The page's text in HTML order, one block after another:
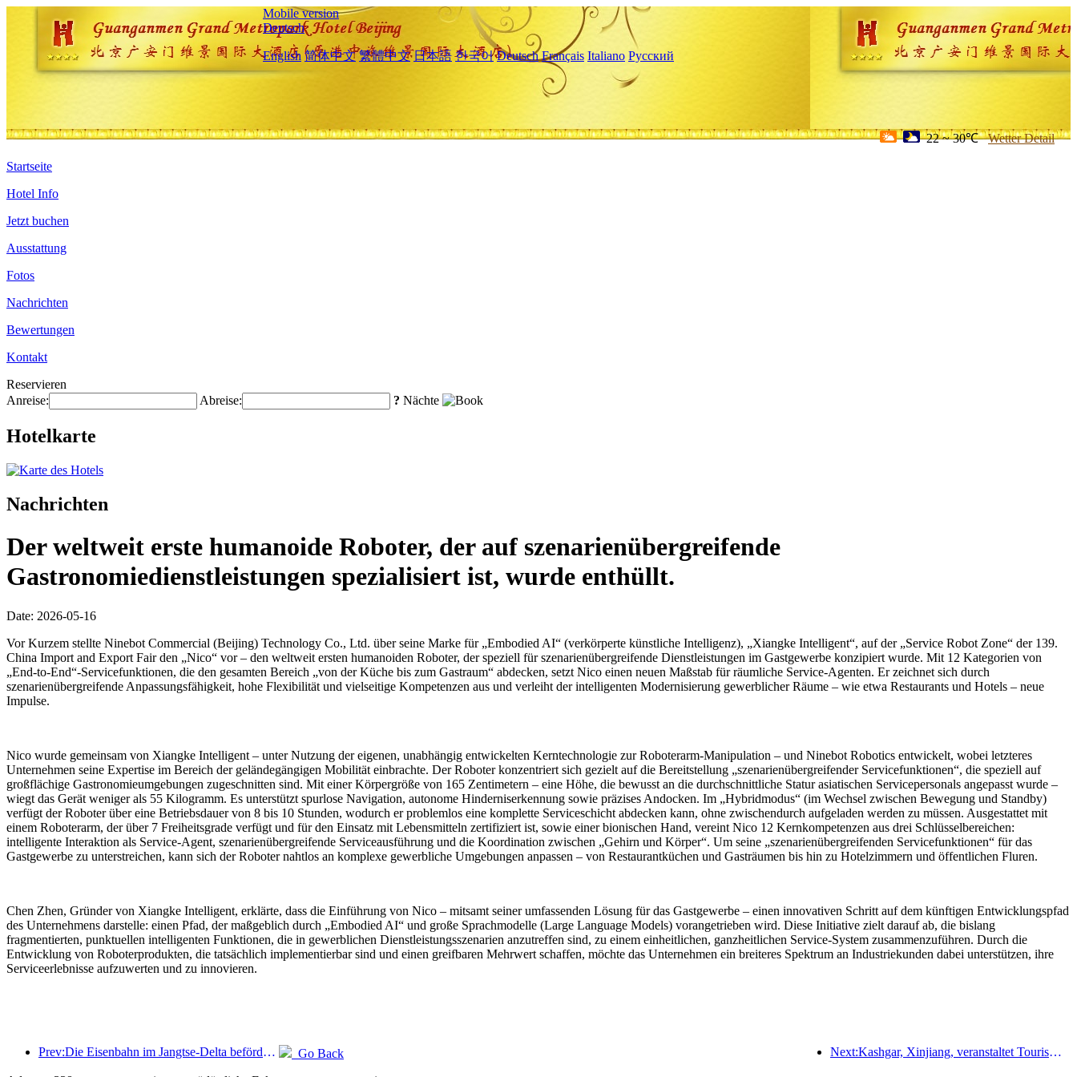
Mobile version
Deutsch
English 简体中文 繁體中文 日本語 한국어 Deutsch Français Italiano Русский
22 ~ 30℃ Wetter Detail
Startseite
Hotel Info
Jetzt buchen
Ausstattung
Fotos
Nachrichten
Bewertungen
Kontakt
Reservieren
Anreise:
Abreise: ? Nächte
Hotelkarte
Nachrichten
Der weltweit erste humanoide Roboter, der auf szenarienübergreifende
Gastronomiedienstleistungen spezialisiert ist, wurde enthüllt.
Date: 2026-05-16
Vor Kurzem stellte Ninebot Commercial (Beijing) Technology Co., Ltd. über seine Marke für „Embodied AI“ (verkörperte künstliche Intelligenz), „Xiangke Intelligent“, auf der „Service Robot Zone“ der 139.
China Import and Export Fair den „Nico“ vor – den weltweit ersten humanoiden Roboter, der speziell für szenarienübergreifende Dienstleistungen im Gastgewerbe konzipiert wurde. Mit 12 Kategorien von
„End-to-End“-Servicefunktionen, die den gesamten Bereich „von der Küche bis zum Gastraum“ abdecken, setzt Nico einen neuen Maßstab für räumliche Service-Agenten. Er zeichnet sich durch
szenarienübergreifende Anpassungsfähigkeit, hohe Flexibilität und vielseitige Kompetenzen aus und verleiht der intelligenten Modernisierung gewerblicher Räume – wie etwa Restaurants und Hotels – neue
Impulse.
Nico wurde gemeinsam von Xiangke Intelligent – unter Nutzung der eigenen, unabhängig entwickelten Kerntechnologie zur Roboterarm-Manipulation – und Ninebot Robotics entwickelt, wobei letzteres
Unternehmen seine Expertise im Bereich der geländegängigen Mobilität einbrachte. Der Roboter konzentriert sich gezielt auf die Bereitstellung „szenarienübergreifender Servicefunktionen“, die speziell auf
großflächige Gastronomieumgebungen zugeschnitten sind. Mit einer Körpergröße von 165 Zentimetern – eine Höhe, die bewusst an die durchschnittliche Statur asiatischen Servicepersonals angepasst wurde –
wiegt das Gerät weniger als 55 Kilogramm. Es unterstützt spurlose Navigation, autonome Hinderniserkennung sowie präzises Andocken. Im „Hybridmodus“ (im Wechsel zwischen Bewegung und Standby)
verfügt der Roboter über eine Betriebsdauer von 8 bis 10 Stunden, wodurch er problemlos eine komplette Serviceschicht abdecken kann, ohne zwischendurch aufgeladen werden zu müssen. Ausgestattet mit
einem Roboterarm, der über 7 Freiheitsgrade verfügt und für den Einsatz mit Lebensmitteln zertifiziert ist, sowie einer bionischen Hand, vereint Nico 12 Kernkompetenzen aus drei Schlüsselbereichen:
intelligente Interaktion als Service-Agent, szenarienübergreifende Serviceausführung und die Koordination zwischen „Gehirn und Körper“. Um seine „szenarienübergreifenden Servicefunktionen“ für das
Gastgewerbe zu unterstreichen, kann sich der Roboter nahtlos an komplexe gewerbliche Umgebungen anpassen – von Restaurantküchen und Gasträumen bis hin zu Hotelzimmern und öffentlichen Fluren.
Chen Zhen, Gründer von Xiangke Intelligent, erklärte, dass die Einführung von Nico – mitsamt seiner umfassenden Lösung für das Gastgewerbe – einen innovativen Schritt auf dem künftigen Entwicklungspfad
des Unternehmens darstelle: einen Pfad, der maßgeblich durch „Embodied AI“ und große Sprachmodelle (Large Language Models) vorangetrieben wird. Diese Initiative zielt darauf ab, die bislang
fragmentierten, punktuellen intelligenten Funktionen, die in gewerblichen Dienstleistungsszenarien anzutreffen sind, zu einem einheitlichen, ganzheitlichen Service-System zusammenzuführen. Durch die
Entwicklung von Roboterprodukten, die tatsächlich implementierbar sind und einen greifbaren Mehrwert schaffen, möchte das Unternehmen ein breiteres Spektrum an Industriekunden dabei unterstützen, ihre
Serviceerlebnisse aufzuwerten und zu innovieren.
Prev:Die Eisenbahn im Jangtse-Delta beförderte während der Maifeiertage über 21,38 Millionen Fahrgäste. Next:Kashgar, Xinjiang, veranstaltet Tourismus-Werbeevent zur Förderung des interethnischen Austauschs.
Go Back